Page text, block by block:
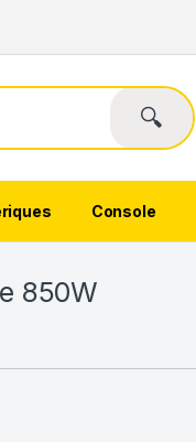
🔍
Console
850W